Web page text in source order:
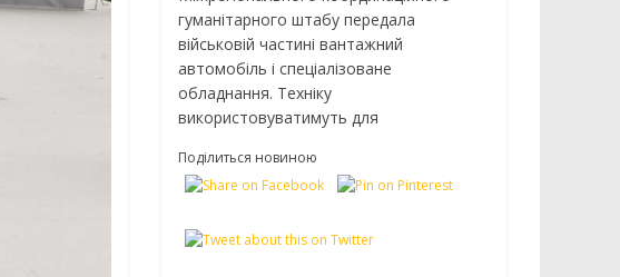
гуманітарного штабу передала
військовій частині вантажний
автомобіль і спеціалізоване
обладнання. Техніку
використовуватимуть для
Поділиться новиною